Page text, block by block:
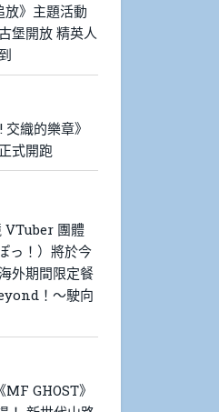
放》主題活動
堡開放 精英人
織的樂章》
式開跑
VTuber 團體
っ！）將於今
外期間限定餐
！～駛向
MF GHOST》